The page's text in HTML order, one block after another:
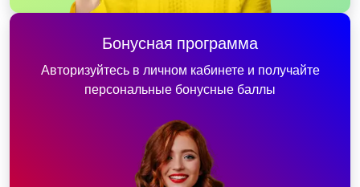
Бонусная программа
Авторизуйтесь в личном кабинете и получайте
персональные бонусные баллы